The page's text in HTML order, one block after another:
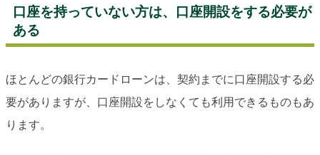
口座を持っていない方は、口座開設をする必要が
ある
ほとんどの銀行カードローンは、契約までに口座開設する必
要がありますが、口座開設をしなくても利用できるものもあ
ります。